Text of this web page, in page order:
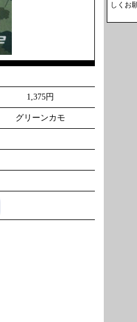
1,375円
グリーンカモ
しくお